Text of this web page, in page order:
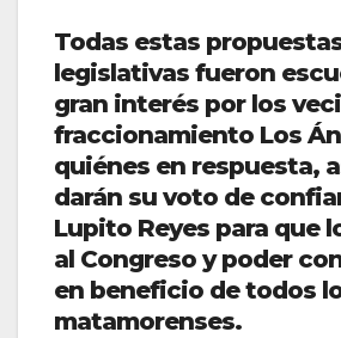
Todas estas
legislativas fueron
gran interés por los
fraccionamiento Los
quiénes en respuesta,
darán su voto de
Lupito Reyes para que
al Congreso y poder
en beneficio de todos
matamorenses.